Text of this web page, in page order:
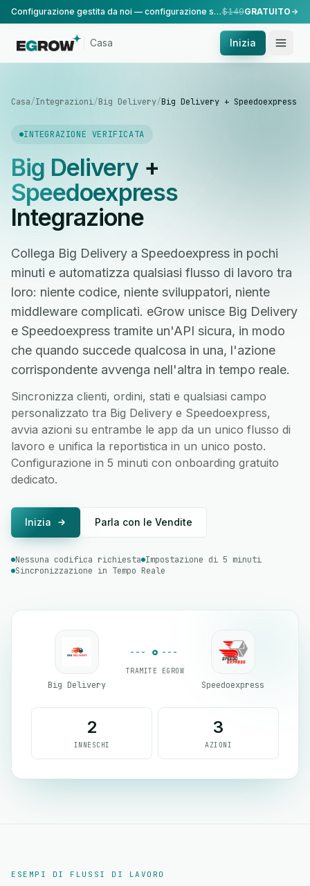
Configurazione gestita da noi — configurazione standard, eseguita dal nostro team.$149GRATUITO
Casa Inizia
Casa/Integrazioni/Big Delivery/Big Delivery + Speedoexpress
INTEGRAZIONE VERIFICATA
Big Delivery+
Speedoexpress
Integrazione
Collega Big Delivery a Speedoexpress in pochi
minuti e automatizza qualsiasi flusso di lavoro tra
loro: niente codice, niente sviluppatori, niente
middleware complicati. eGrow unisce Big Delivery
e Speedoexpress tramite un'API sicura, in modo
che quando succede qualcosa in una, l'azione
corrispondente avvenga nell'altra in tempo reale.
Sincronizza clienti, ordini, stati e qualsiasi campo
personalizzato tra Big Delivery e Speedoexpress,
avvia azioni su entrambe le app da un unico flusso di
lavoro e unifica la reportistica in un unico posto.
Configurazione in 5 minuti con onboarding gratuito
dedicato.
Inizia Parla con le Vendite
Nessuna codifica richiesta Impostazione di 5 minuti
Sincronizzazione in Tempo Reale
Big Delivery
TRAMITE EGROW
Speedoexpress
2
INNESCHI
3
AZIONI
ESEMPI DI FLUSSI DI LAVORO